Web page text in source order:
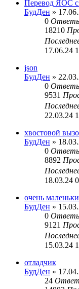
Перевод ЯОС
БудДен »
0
18210
17.06.24
json
БудДен »
0
9531
22.03.24
хвостовой
БудДен »
0
8892
18.03.24
очень
БудДен »
0
9121
15.03.24
отладчик
БудДен »
24